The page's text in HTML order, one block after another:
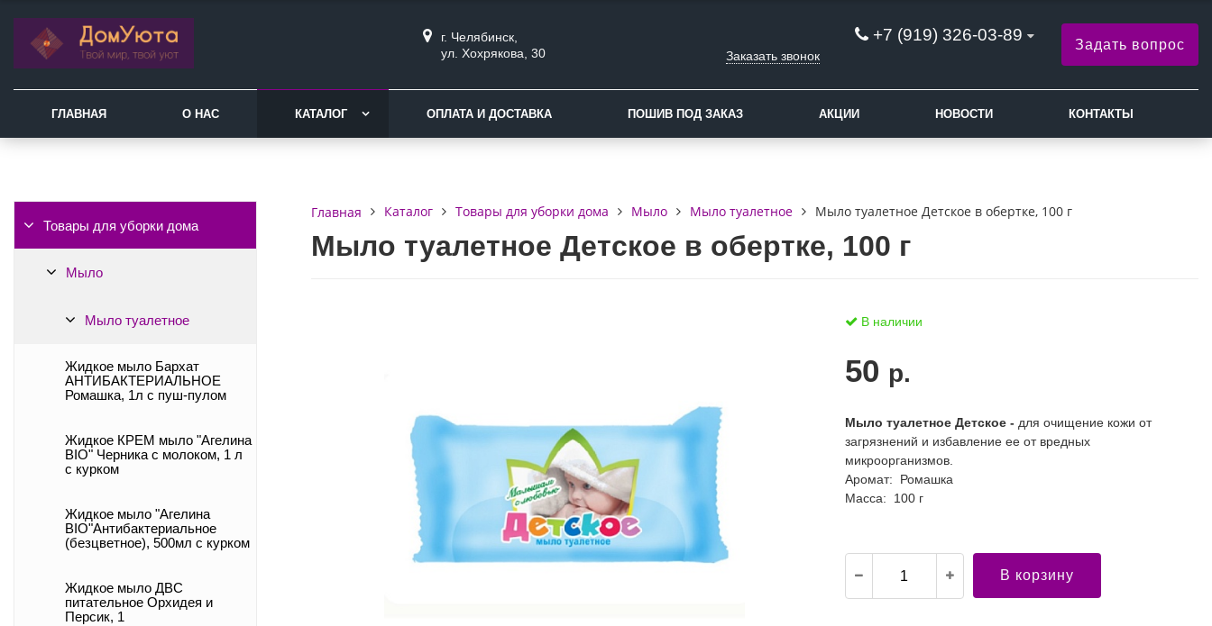
г. Челябинск,
ул. Хохрякова, 30
+7 (919) 326-03-89
Заказать звонок
Задать вопрос
ГЛАВНАЯ О НАС КАТАЛОГ ОПЛАТА И ДОСТАВКА ПОШИВ ПОД ЗАКАЗ АКЦИИ НОВОСТИ КОНТАКТЫ
Товары для уборки дома
Мыло
Мыло туалетное
Жидкое мыло Бархат
АНТИБАКТЕРИАЛЬНОЕ
Ромашка, 1л с пуш-пулом
Жидкое КРЕМ мыло "Агелина
BIO" Черника с молоком, 1 л
с курком
Жидкое мыло "Агелина
BIO"Антибактериальное
(безцветное), 500мл с курком
Жидкое мыло ДВС
питательное Орхидея и
Персик, 1
Главная Каталог Товары для уборки дома Мыло Мыло туалетное Мыло туалетное Детское в обертке, 100 г
Мыло туалетное Детское в обертке, 100 г
В наличии
50 р.
Мыло туалетное Детское - для очищение кожи от
загрязнений и избавление ее от вредных
микроорганизмов.
Аромат: Ромашка
Масса: 100 г
В корзину